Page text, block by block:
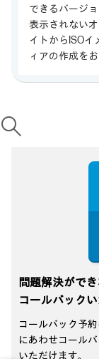
できるバージ
表示されない
イトからISO
ィアの作成を
問題解決がで
コールバック
コールバック予
にあわせコール
いただけます。